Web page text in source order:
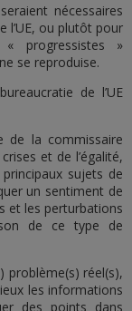
nécessaires
l’UE, ou plutôt pour
progressistes »
se reproduise.
de l’UE
de la commissaire
et de l’égalité,
sujets de
un sentiment de
et les perturbations
de ce type de
problème(s) réel(s),
les informations
des points dans